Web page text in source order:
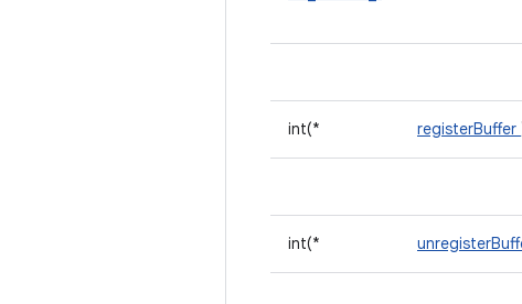
int(* registerBuffer
int(*